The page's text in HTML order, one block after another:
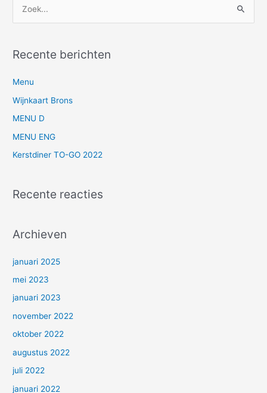
k
r
:
Recente berichten
Menu
Wijnkaart Brons
MENU D
MENU ENG
Kerstdiner TO-GO 2022
Recente reacties
Archieven
januari 2025
mei 2023
januari 2023
november 2022
oktober 2022
augustus 2022
juli 2022
januari 2022